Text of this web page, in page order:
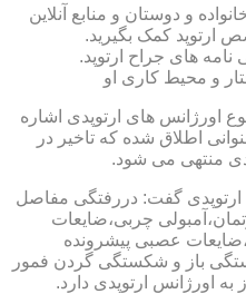
و دوستان و منابع آنلاین
ارتوپد کمک بگیرید.
های جراح ارتوپد.
و محیط کاری او
اورژانس های ارتوپدی اشاره
اطلاق شده که تاخیر در
منتهی می شود.
گفت: دررفتگی مفاصل
چربی،ضایعات
عصبی پیشرونده
باز و شکستگی گردن فمور
به اورژانس ارتوپدی دارد.